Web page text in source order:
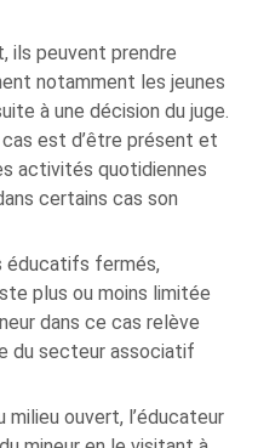
ils peuvent prendre
notamment les jeunes
à une décision du juge.
est d’être présent et
activités quotidiennes
certains cas son
éducatifs fermés,
plus ou moins limitée
dans ce cas relève
du secteur associatif
milieu ouvert, l’éducateur